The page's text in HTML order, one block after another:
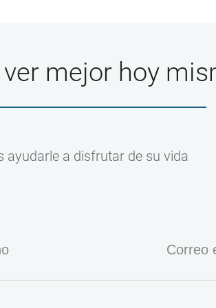
mejor hoy
ayudarle a disfrutar de su vida